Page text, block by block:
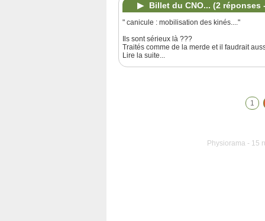
Billet du CNO... (2 réponses
" canicule : mobilisation des kinés...."
Ils sont sérieux là ???
Traités comme de la merde et il faudrait
Lire la suite...
1
Physiorama - 15